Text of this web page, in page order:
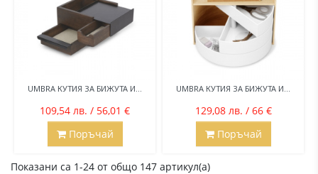
UMBRA КУТИЯ ЗА БИЖУТА И...
109,54 лв. / 56,01 €
Поръчай
UMBRA КУТИЯ ЗА БИЖУТА И...
129,08 лв. / 66 €
Поръчай
Показани са 1-24 от общо 147 артикул(а)